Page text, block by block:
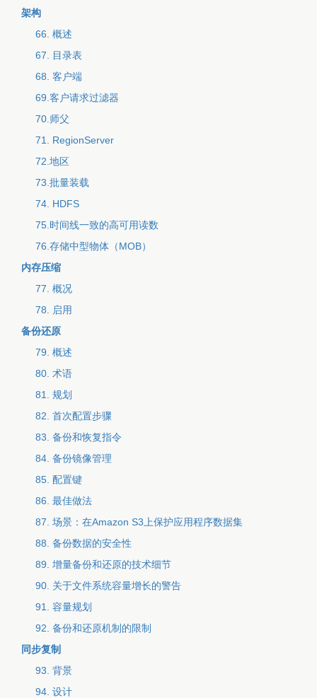
架构
66. 概述
67. 目录表
68. 客户端
69.客户请求过滤器
70.师父
71. RegionServer
72.地区
73.批量装载
74. HDFS
75.时间线一致的高可用读数
76.存储中型物体（MOB）
内存压缩
77. 概况
78. 启用
备份还原
79. 概述
80. 术语
81. 规划
82. 首次配置步骤
83. 备份和恢复指令
84. 备份镜像管理
85. 配置键
86. 最佳做法
87. 场景：在Amazon S3上保护应用程序数据集
88. 备份数据的安全性
89. 增量备份和还原的技术细节
90. 关于文件系统容量增长的警告
91. 容量规划
92. 备份和还原机制的限制
同步复制
93. 背景
94. 设计